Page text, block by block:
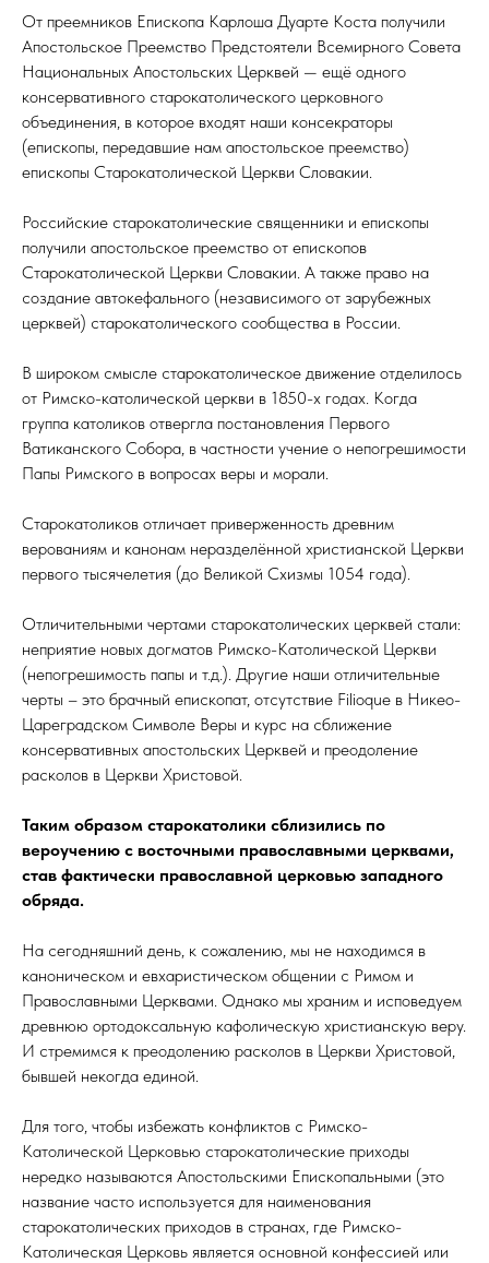
От преемников Епископа Карлоша Дуарте Коста получили
Апостольское Преемство Предстоятели Всемирного Совета
Национальных Апостольских Церквей — ещё одного
консервативного старокатолического церковного
объединения, в которое входят наши консекраторы
(епископы, передавшие нам апостольское преемство)
епископы Старокатолической Церкви Словакии.
Российские старокатолические священники и епископы
получили апостольское преемство от епископов
Старокатолической Церкви Словакии. А также право на
создание автокефального (независимого от зарубежных
церквей) старокатолического сообщества в России.
В широком смысле старокатолическое движение отделилось
от Римско-католической церкви в 1850-х годах. Когда
группа католиков отвергла постановления Первого
Ватиканского Собора, в частности учение о непогрешимости
Папы Римского в вопросах веры и морали.
Старокатоликов отличает приверженность древним
верованиям и канонам неразделённой христианской Церкви
первого тысячелетия (до Великой Схизмы 1054 года).
Отличительными чертами старокатолических церквей стали:
неприятие новых догматов Римско-Католической Церкви
(непогрешимость папы и т.д.). Другие наши отличительные
черты – это брачный епископат, отсутствие Filioque в Никео-
Цареградском Символе Веры и курс на сближение
консервативных апостольских Церквей и преодоление
расколов в Церкви Христовой.
Таким образом старокатолики сблизились по
вероучению с восточными православными церквами,
став фактически православной церковью западного
обряда.
На сегодняшний день, к сожалению, мы не находимся в
каноническом и евхаристическом общении с Римом и
Православными Церквами. Однако мы храним и исповедуем
древнюю ортодоксальную кафолическую христианскую веру.
И стремимся к преодолению расколов в Церкви Христовой,
бывшей некогда единой.
Для того, чтобы избежать конфликтов с Римско-
Католической Церковью старокатолические приходы
нередко называются Апостольскими Епископальными (это
название часто используется для наименования
старокатолических приходов в странах, где Римско-
Католическая Церковь является основной конфессией или